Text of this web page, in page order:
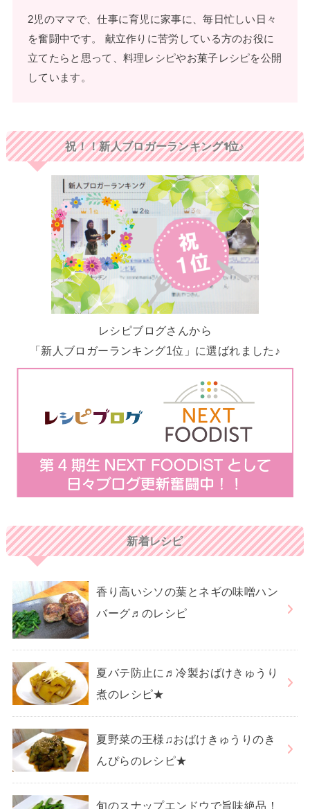
2児のママで、仕事に育児に家事に、毎日忙しい日々
を奮闘中です。 献立作りに苦労している方のお役に
立てたらと思って、料理レシピやお菓子レシピを公開
しています。
祝！！新人ブロガーランキング1位♪
レシピブログさんから
「新人ブロガーランキング1位」に選ばれました♪
新着レシピ
香り高いシソの葉とネギの味噌ハン
バーグ♬のレシピ
夏バテ防止に♬冷製おばけきゅうり
煮のレシピ★
夏野菜の王様♫おばけきゅうりのき
んぴらのレシピ★
旬のスナップエンドウで旨味絶品！